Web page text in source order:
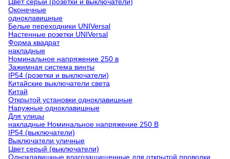
Оконечные
одноклавишные
Белые переходники UNIVersal
Настенные розетки UNIVersal
Форма квадрат
накладные
Номинальное напряжение 250 в
Зажимная система винты
IP54 (розетки и выключатели)
Китайские выключатели света
Китай
Открытой установки одноклавишные
Наружные одноклавишные
Для улицы
накладные Номинальное напряжение 250 В
IP54 (выключатели)
Выключатели уличные
Цвет серый (выключатели)
Одноклавишные влагозащищенные для открытой проводки